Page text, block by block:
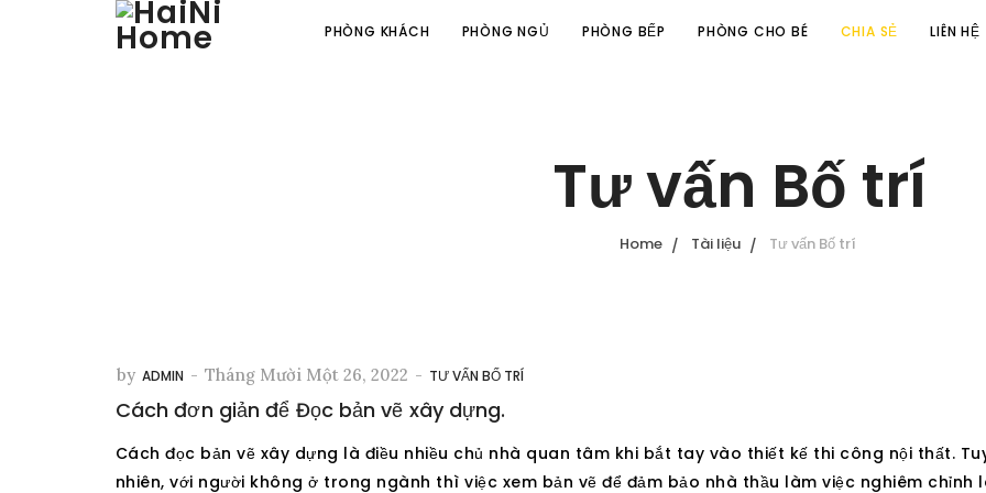
PHÒNG KHÁCH PHÒNG NGỦ PHÒNG BẾP PHÒNG CHO BÉ CHIA SẺ LIÊN HỆ
Tư vấn Bố trí
Home Tài liệu Tư vấn Bố trí
by ADMIN - Tháng Mười Một 26, 2022 - TƯ VẤN BỐ TRÍ
Cách đơn giản để Đọc bản vẽ xây dựng.
Cách đọc bản vẽ xây dựng là điều nhiều chủ nhà quan tâm khi bắt tay vào thiết kế thi công nội thất.
nhiên, với người không ở trong ngành thì việc xem bản vẽ để đảm bảo nhà thầu làm việc nghiêm chỉnh